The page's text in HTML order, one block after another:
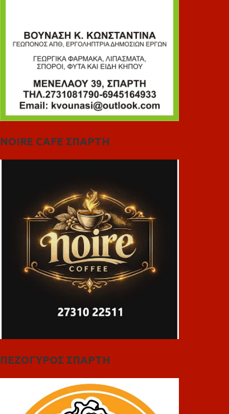
NOIRE CAFE ΣΠΑΡΤΗ
ΠΕΖΟΓΥΡΟΣ ΣΠΑΡΤΗ